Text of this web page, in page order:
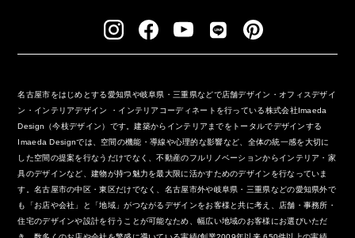
名古屋市をはじめとする愛知県や岐阜県・三重県などで店舗デザイン・オフィスデザイ
ン・インテリアデザイン ・インテリアコーディネートを行っている株式会社Imaeda
Design（今枝デザイン）です。建築からインテリアまでをトータルでデザインする
Imaeda Designでは、空間の機能・導線や心理的な影響など、全体の統一感を大切に
した空間の提案を行なうだけでなく、不動産のフルリノベーションからインテリア・家
具のデザインなど、建物が持つ魅力を最大限に活かすためのデザインを行なっていま
す。名古屋市の中区・東区だけでなく、名古屋市外や岐阜県・三重県などの愛知県外で
も「お店や会社」と「地域」がつながるデザインをお客様と共に考え、店舗・事務所・
住宅のデザインや設計を行うことが可能なため、幅広い地域のお客様にお選びいただ